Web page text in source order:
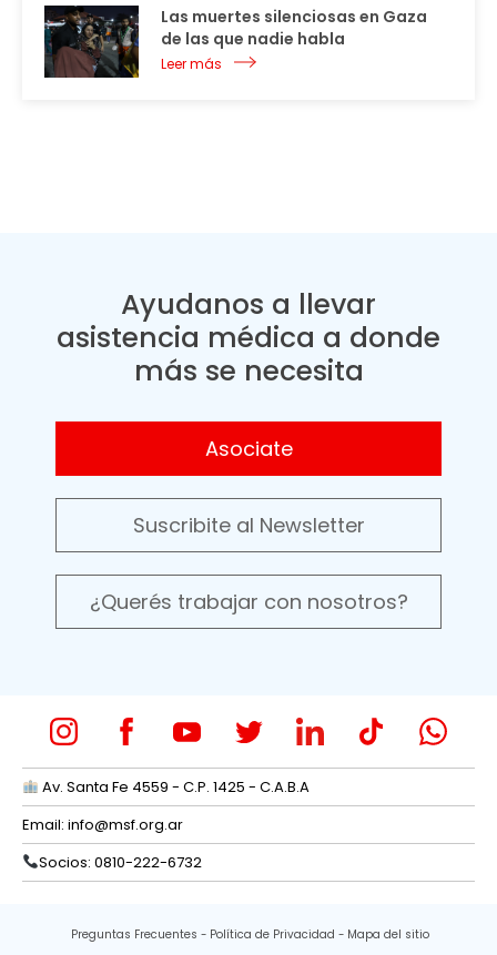
Las muertes silenciosas en Gaza
de las que nadie habla
Leer más
Ayudanos a llevar
asistencia médica a donde
más se necesita
Asociate
Suscribite al Newsletter
¿Querés trabajar con nosotros?
Av. Santa Fe 4559 - C.P. 1425 - C.A.B.A
Email: info@msf.org.ar
Socios: 0810-222-6732
Preguntas Frecuentes Política de Privacidad Mapa del sitio